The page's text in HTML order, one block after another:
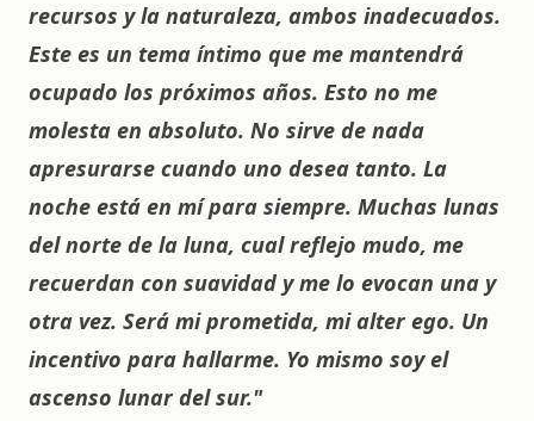
recursos y la naturaleza, ambos inadecuados.
Este es un tema íntimo que me mantendrá
ocupado los próximos años. Esto no me
molesta en absoluto. No sirve de nada
apresurarse cuando uno desea tanto. La
noche está en mí para siempre. Muchas lunas
del norte de la luna, cual reflejo mudo, me
recuerdan con suavidad y me lo evocan una y
otra vez. Será mi prometida, mi alter ego. Un
incentivo para hallarme. Yo mismo soy el
ascenso lunar del sur."